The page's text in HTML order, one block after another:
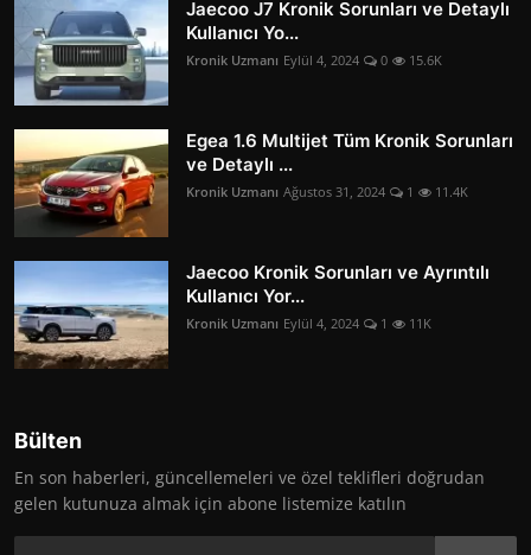
Jaecoo J7 Kronik Sorunları ve Detaylı
Kullanıcı Yo...
Kronik Uzmanı Eylül 4, 2024 0 15.6K
Egea 1.6 Multijet Tüm Kronik Sorunları
ve Detaylı ...
Kronik Uzmanı Ağustos 31, 2024 1 11.4K
Jaecoo Kronik Sorunları ve Ayrıntılı
Kullanıcı Yor...
Kronik Uzmanı Eylül 4, 2024 1 11K
Bülten
En son haberleri, güncellemeleri ve özel teklifleri doğrudan
gelen kutunuza almak için abone listemize katılın